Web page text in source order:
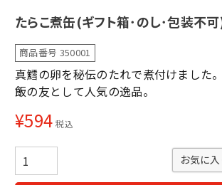
たらこ煮缶(ギフト箱･のし･包装不
商品番号 350001
真鱈の卵を秘伝のたれで煮付けました
飯の友として人気の逸品。
¥594 税込
お気に